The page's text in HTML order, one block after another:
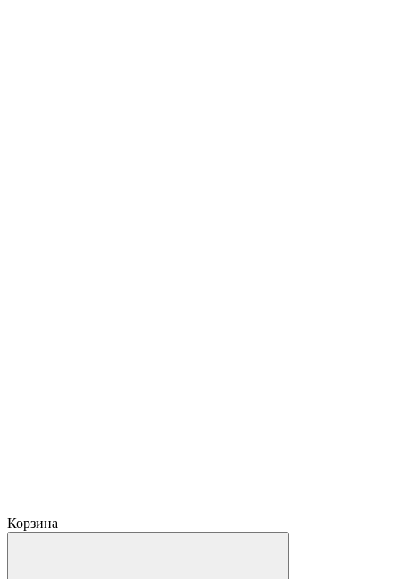
Корзина